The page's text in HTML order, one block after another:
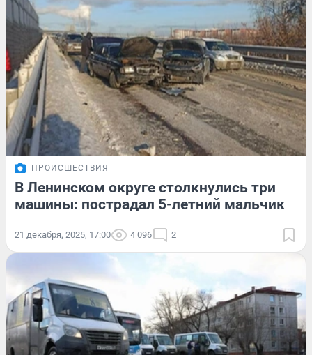
ПРОИСШЕСТВИЯ
В Ленинском округе столкнулись три
машины: пострадал 5-летний мальчик
21 декабря, 2025, 17:00 4 096 2